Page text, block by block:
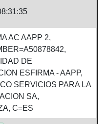
AC AAPP 2,
DE
ESFIRMA - AAPP,
SERVICIOS PARA LA
SA,
C=ES